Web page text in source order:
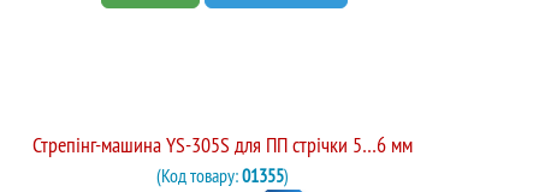
Стрепінг-машина YS-305S для ПП стрічки 5…6 мм
(Код товару:01355)